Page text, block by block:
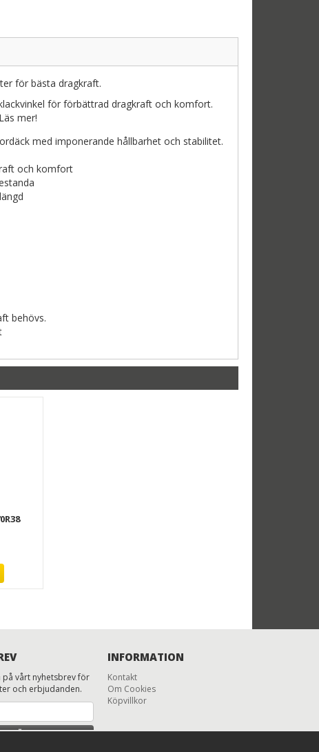
för bästa dragkraft.
för förbättrad dragkraft och komfort.
mer!
med imponerande hållbarhet och stabilitet.
och komfort
behövs.
INFORMATION
Kontakt
Om Cookies
Köpvillkor
på vårt nyhetsbrev för
och erbjudanden.
MIG